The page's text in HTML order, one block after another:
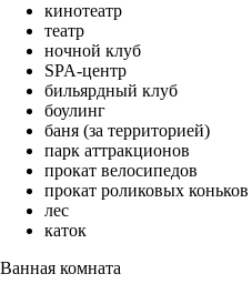
кинотеатр
театр
ночной клуб
SPA-центр
бильярдный клуб
боулинг
баня (за территорией)
парк аттракционов
прокат велосипедов
прокат роликовых коньков
лес
каток
Ванная комната